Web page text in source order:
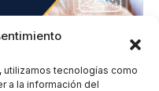
utilizamos tecnologías como
a la información del